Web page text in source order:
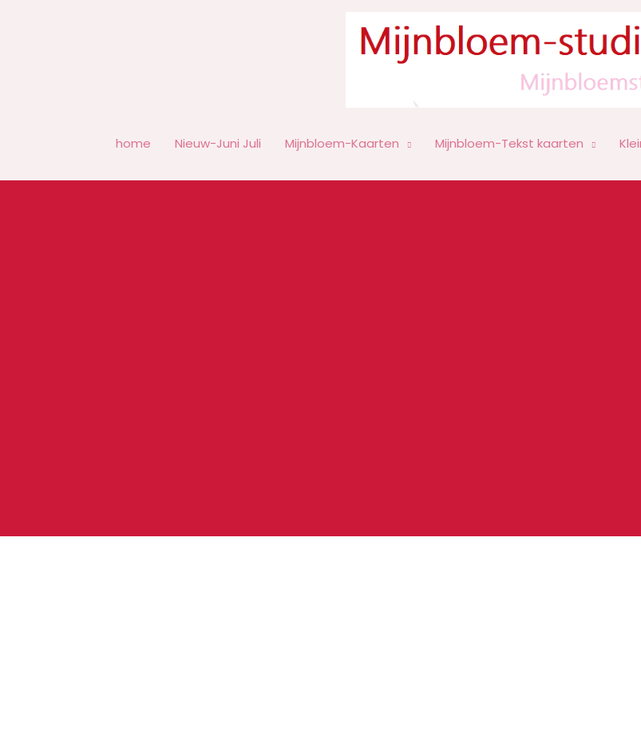
home Nieuw-Juni Juli Mijnbloem-Kaarten Mijnbloem-Tekst kaarten